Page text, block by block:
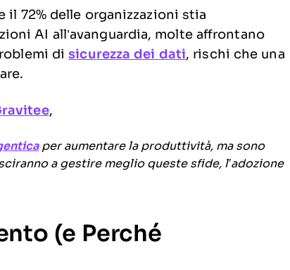
il 72% delle organizzazioni stia
AI all’avanguardia, molte affrontano
disicurezza dei dati, rischi che una
,
per aumentare la produttività, ma sono
a gestire meglio queste sfide, l’adozione
(e Perché